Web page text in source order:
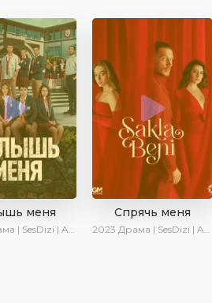
меня
| AveTurk | Turok1990
Спрячь меня
2023 Драма | SesDizi | AveTurk | AlisaDirilis | Сериалы 2023